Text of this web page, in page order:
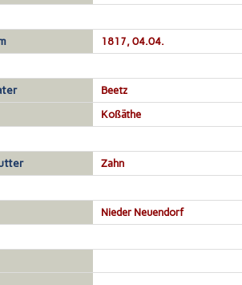
1817, 04.04.
Beetz
Koßäthe
Zahn
Nieder Neuendorf